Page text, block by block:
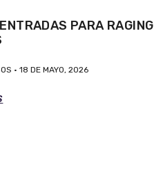
PARA RAGING
18 DE MAYO, 2026